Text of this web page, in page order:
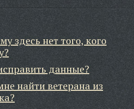
здесь нет того, кого
данные?
найти ветерана из